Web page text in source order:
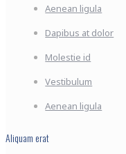
Aenean ligula
Dapibus at dolor
Molestie id
Vestibulum
Aenean ligula
Aliquam erat